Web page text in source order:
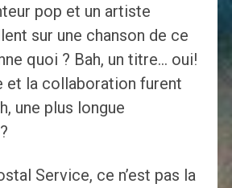
pop et un artiste
sur une chanson de ce
quoi ? Bah, un titre… oui!
et la collaboration furent
une plus longue
Service, ce n’est pas la